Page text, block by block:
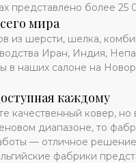
представлено более 25
мира
из шерсти, шелка,
Иран, Индия,
в наших салоне на
каждому
качественный ковер, но
диапазоне, то
— отличное
фабрики